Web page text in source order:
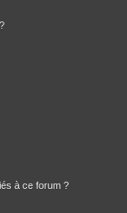
à ce forum ?